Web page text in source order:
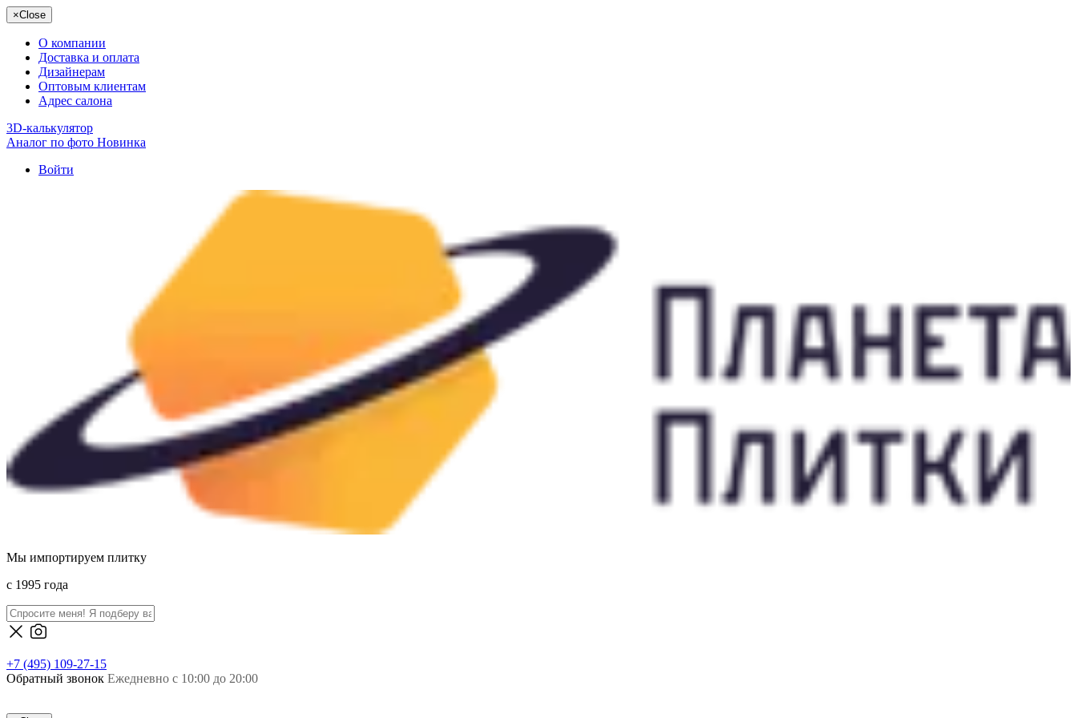
×Close
О компании
Доставка и оплата
Дизайнерам
Оптовым клиентам
Адрес салона
3D-калькулятор
Аналог по фото Новинка
Войти
Мы импортируем плитку
c 1995 года
+7 (495) 109-27-15
Обратный звонок Ежедневно с 10:00 до 20:00